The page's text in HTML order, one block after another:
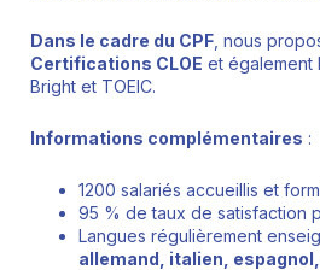
Dans le cadre du CPF , nous
Certifications CLOE et également
Bright et TOEIC.
Informations complémentaires :
1200 salariés accueillis et
95 % de taux de satisfaction
Langues régulièrement
allemand, italien,